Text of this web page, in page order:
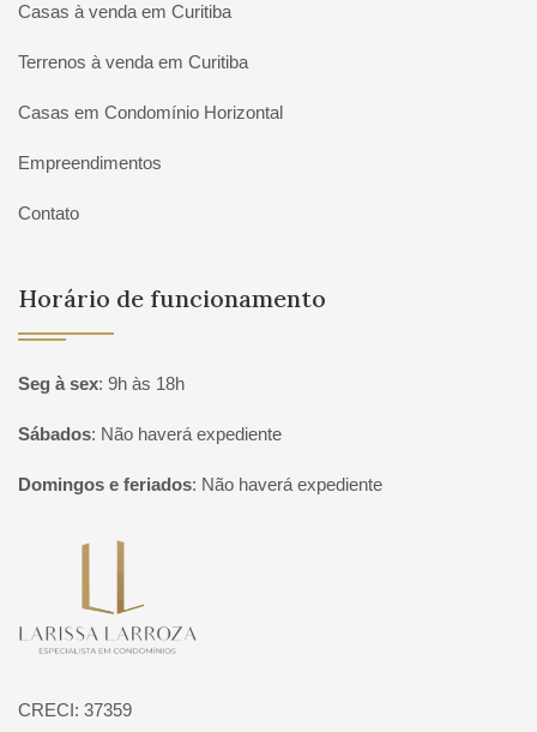
Casas à venda em Curitiba
Terrenos à venda em Curitiba
Casas em Condomínio Horizontal
Empreendimentos
Contato
Horário de funcionamento
Seg à sex: 9h às 18h
Sábados: Não haverá expediente
Domingos e feriados: Não haverá expediente
CRECI: 37359